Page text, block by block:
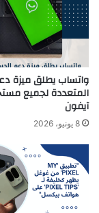
واتساب يطلق ميزة
المتعددة لجميع
آيفون
8 يونيو، 2026